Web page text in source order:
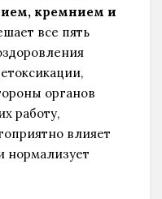
кремнием и
все пять
органов
работу,
влияет
нормализует